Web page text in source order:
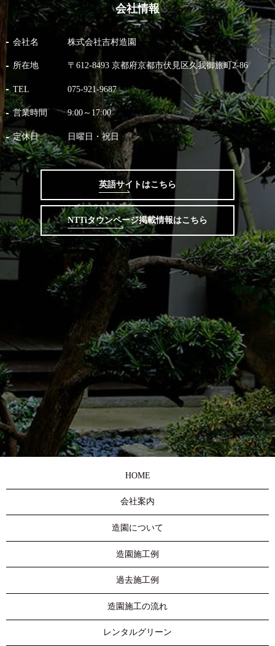
会社情報
会社名 株式会社吉村造園
所在地 〒612-8493 京都府京都市伏見区久我御旅町2-86
TEL 075-921-9687
営業時間 9:00～17:00
定休日 日曜日・祝日
英語サイトはこちら
NTTiタウンページ掲載情報はこちら
HOME
会社案内
造園について
造園施工例
過去施工例
造園施工の流れ
レンタルグリーン